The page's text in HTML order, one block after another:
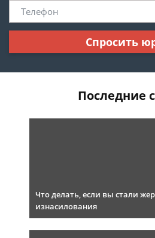
Спросить
Последние
Что делать, если вы стали
изнасилования